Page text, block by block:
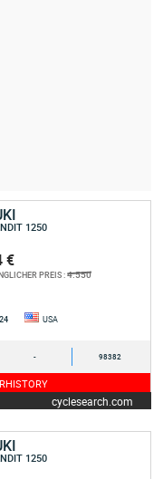
1250
€
PREIS :4.550
USA
- 98382
cyclesearch.com
1250